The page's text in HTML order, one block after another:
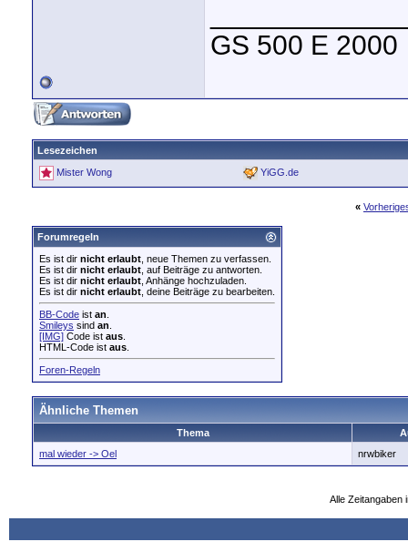
GS 500 E 2000
Lesezeichen
Mister Wong
YiGG.de
«
Forumregeln
Es ist dir nicht erlaubt , neue Themen zu verfassen.
Es ist dir nicht erlaubt , auf Beiträge zu antworten.
Es ist dir nicht erlaubt , Anhänge hochzuladen.
Es ist dir nicht erlaubt , deine Beiträge zu bearbeiten.
BB-Code ist an
Smileys sind an
[IMG] Code ist aus
HTML-Code ist aus
Foren-Regeln
Ähnliche Themen
Thema
mal wieder -> Oel
nrwbiker
Alle Zeitangaben